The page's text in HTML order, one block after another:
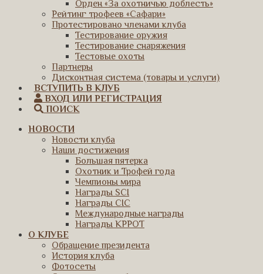
Орден «За охотничью доблесть»
Рейтинг трофеев «Сафари»
Протестировано членами клуба
Тестирование оружия
Тестирование снаряжения
Тестовые охоты
Партнеры
Дисконтная система (товары и услуги)
ВСТУПИТЬ В КЛУБ
ВХОД ИЛИ РЕГИСТРАЦИЯ
ПОИСК
НОВОСТИ
Новости клуба
Наши достижения
Большая пятерка
Охотник и Трофей года
Чемпионы мира
Награды SCI
Награды CIC
Международные награды
Награды КРРОТ
О КЛУБЕ
Обращение президента
История клуба
Фотосеты